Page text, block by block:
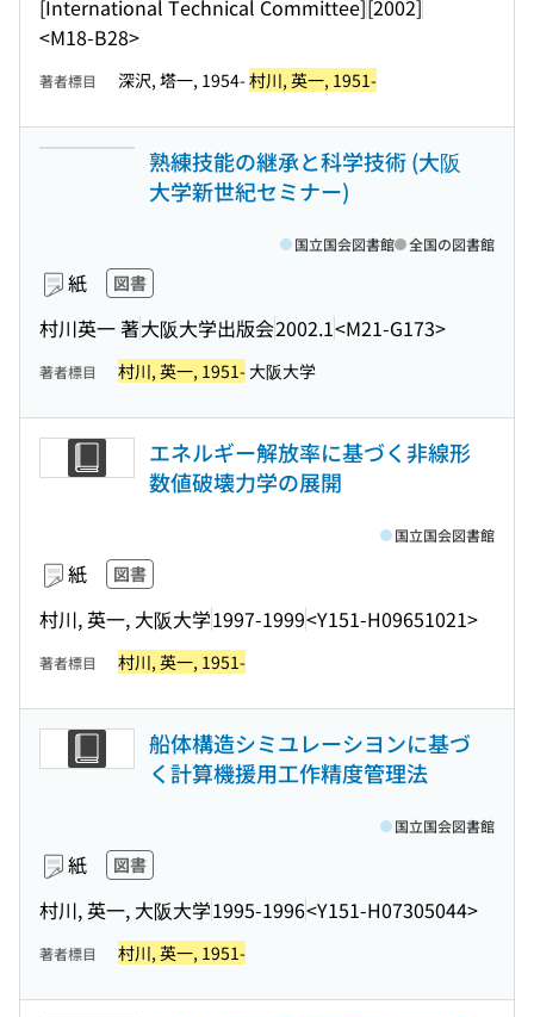
[International Technical Committee][2002]
<M18-B28>
著者標目 深沢, 塔一, 1954-村川, 英一, 1951-
熟練技能の継承と科学技術 (大阪
大学新世紀セミナー)
紙 図書
村川英一 著大阪大学出版会2002.1<M21-G173>
国立国会図書館 全国の図書館
著者標目 村川, 英一, 1951- 大阪大学
エネルギー解放率に基づく非線形
数値破壊力学の展開
紙 図書
村川, 英一, 大阪大学1997-1999<Y151-H09651021>
国立国会図書館
著者標目 村川, 英一, 1951-
船体構造シミユレーシヨンに基づ
く計算機援用工作精度管理法
紙 図書
村川, 英一, 大阪大学1995-1996<Y151-H07305044>
国立国会図書館
著者標目 村川, 英一, 1951-